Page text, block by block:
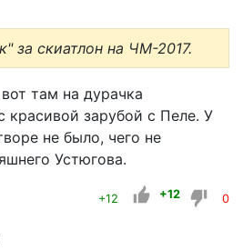
за скиатлон на ЧМ-2017.
там на дурачка
красивой зарубой с Пеле. У
не было, чего не
Устюгова.
+12 +12 0